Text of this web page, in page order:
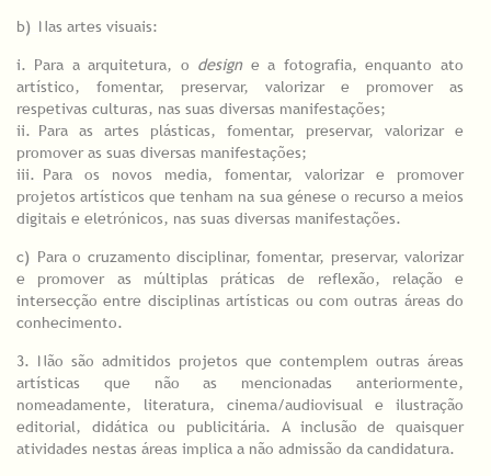
b) Nas artes visuais:
i. Para a arquitetura, o designe a fotografia, enquanto ato
artístico, fomentar, preservar, valorizar e promover as
respetivas culturas, nas suas diversas manifestações;
ii. Para as artes plásticas, fomentar, preservar, valorizar e
promover as suas diversas manifestações;
iii. Para os novos media, fomentar, valorizar e promover
projetos artísticos que tenham na sua génese o recurso a meios
digitais e eletrónicos, nas suas diversas manifestações.
c) Para o cruzamento disciplinar, fomentar, preservar, valorizar
e promover as múltiplas práticas de reflexão, relação e
intersecção entre disciplinas artísticas ou com outras áreas do
conhecimento.
3. Não são admitidos projetos que contemplem outras áreas
artísticas que não as mencionadas anteriormente,
nomeadamente, literatura, cinema/audiovisual e ilustração
editorial, didática ou publicitária. A inclusão de quaisquer
atividades nestas áreas implica a não admissão da candidatura.